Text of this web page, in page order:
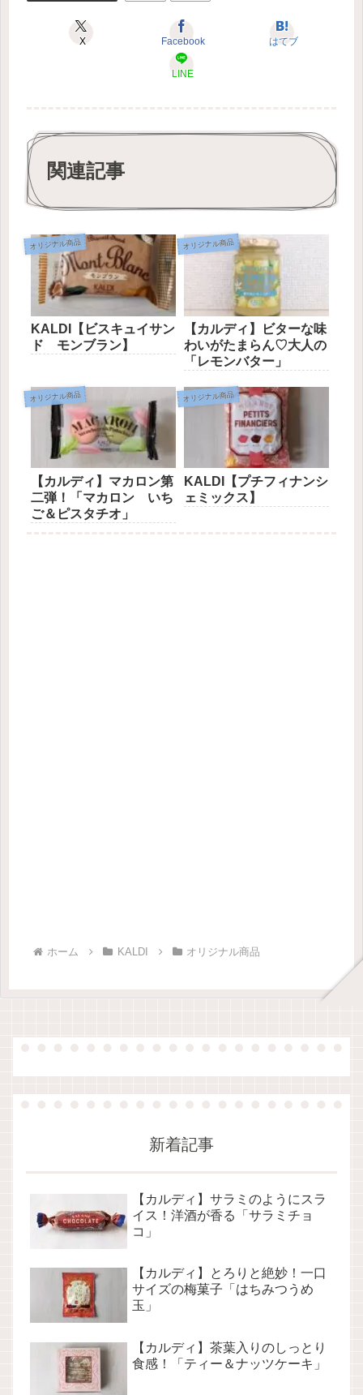
X Facebook はてブ
LINE
関連記事
オリジナル商品
KALDI【ビスキュイサン
ド モンブラン】
オリジナル商品
【カルディ】ビターな味
わいがたまらん♡大人の
「レモンバター」
オリジナル商品
【カルディ】マカロン第
二弾！「マカロン いち
ご＆ピスタチオ」
オリジナル商品
KALDI【プチフィナンシ
ェミックス】
ホーム KALDI オリジナル商品
新着記事
【カルディ】サラミのようにスラ
イス！洋酒が香る「サラミチョ
コ」
【カルディ】とろりと絶妙！一口
サイズの梅菓子「はちみつうめ
玉」
【カルディ】茶葉入りのしっとり
食感！「ティー＆ナッツケーキ」